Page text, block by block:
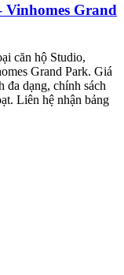
Vinhomes Grand
căn hộ Studio,
Grand Park. Giá
đa dạng, chính sách
Liên hệ nhận bảng